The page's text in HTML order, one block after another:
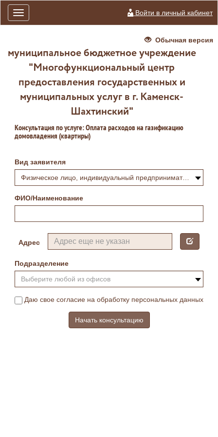
Toggle
navigation
Войти в личный кабинет
Обычная версия
муниципальное бюджетное учреждение
"Многофункциональный центр
предоставления государственных и
муниципальных услуг в г. Каменск-
Шахтинский"
Консультация по услуге: Оплата расходов на газификацию
домовладения (квартиры)
Вид заявителя
Физическое лицо, индивидуальный предприниматель или самозанятый
ФИО/Наименование
Адрес
Подразделение
Выберите любой из офисов
Даю свое согласие на обработку персональных данных
Начать консультацию